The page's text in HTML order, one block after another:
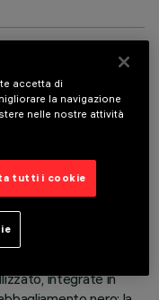
sorgenti LED. Vano
con faldina
l’emissione con
integrate in
accetta di
la navigazione
nelle nostre attività
tutti i cookie